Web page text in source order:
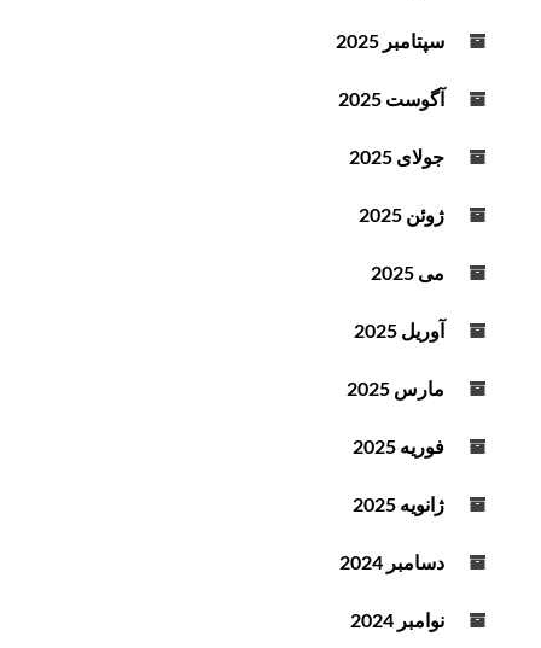
سپتامبر 2025
آگوست 2025
جولای 2025
ژوئن 2025
می 2025
آوریل 2025
مارس 2025
فوریه 2025
ژانویه 2025
دسامبر 2024
نوامبر 2024